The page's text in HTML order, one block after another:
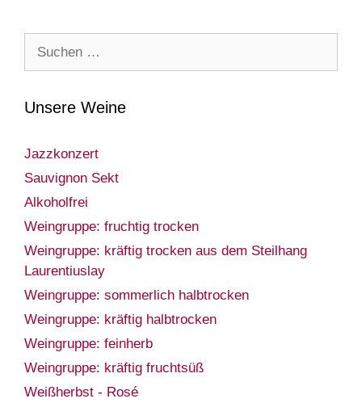
Unsere Weine
Jazzkonzert
Sauvignon Sekt
Alkoholfrei
Weingruppe: fruchtig trocken
Weingruppe: kräftig trocken aus dem Steilhang
Laurentiuslay
Weingruppe: sommerlich halbtrocken
Weingruppe: kräftig halbtrocken
Weingruppe: feinherb
Weingruppe: kräftig fruchtsüß
Weißherbst - Rosé